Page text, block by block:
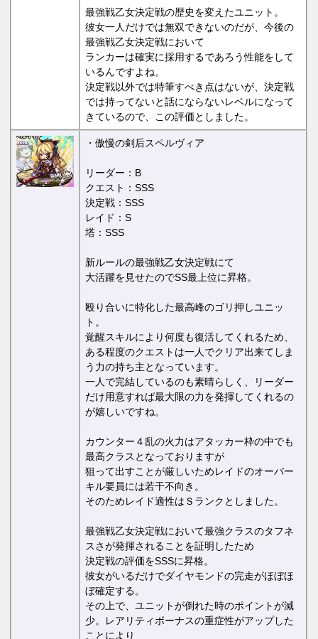
最強戦乙女決定戦の歴史を変えたユニット。
彼女一人だけでは無双できないのだが、今後の
最強戦乙女決定戦において
ランカーは確実に採用するであろう性能をして
いるんですよね。
決定戦以外では特筆すべき点はないが、決定戦
では持ってないと話にならないレベルになって
きているので、この評価としました。
・傲慢の剣后スペルヴィア
リーダー：B
クエスト：SSS
決定戦：SSS
レイド：S
塔：SSS
新ルールの最強戦乙女決定戦にて
大活躍を見せたのでSS最上位に昇格。
殴り合いに特化した最高峰のゴリ押しユニッ
ト。
覚醒スキルにより何度も復活してくれるため、
ある程度のクエストは一人でクリア出来てしま
う力の持ち主となっています。
一人で完結しているのも素晴らしく、リーダー
だけ用意すれば最大限の力を発揮してくれるの
が嬉しいですね。
カウンター４乱の火力はアタッカー枠の中でも
最高クラスとなっておりますが
狙って出すことが厳しいためレイドのオーバー
キル要員には若干不向き。
そのためレイド適性はＳランクとしました。
最強戦乙女決定戦において最強クラスのタフネ
スさが発揮されることを証明したため
決定戦の評価をSSSに昇格。
彼女がいるだけでダイヤモンドの完走がほぼほ
ぼ確定する。
その上で、ユニットが倒れた時のポイントが減
少。レアリティボーナスの重症性がアップした
ことにより